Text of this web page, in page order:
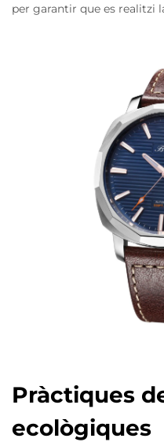
per garantir que es realitzi
Pràctiques
ecològiques